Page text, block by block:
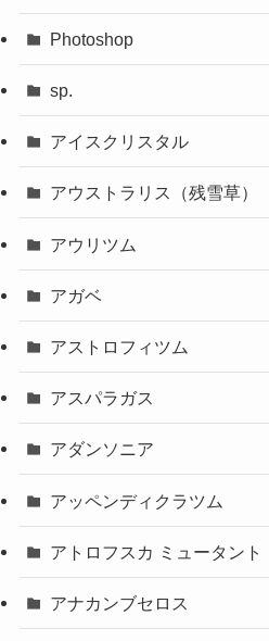
Photoshop
sp.
アイスクリスタル
アウストラリス（残雪草）
アウリツム
アガベ
アストロフィツム
アスパラガス
アダンソニア
アッペンディクラツム
アトロフスカ ミュータント
アナカンブセロス